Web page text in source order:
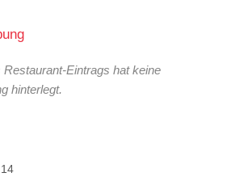
Eintrags hat keine
hinterlegt.